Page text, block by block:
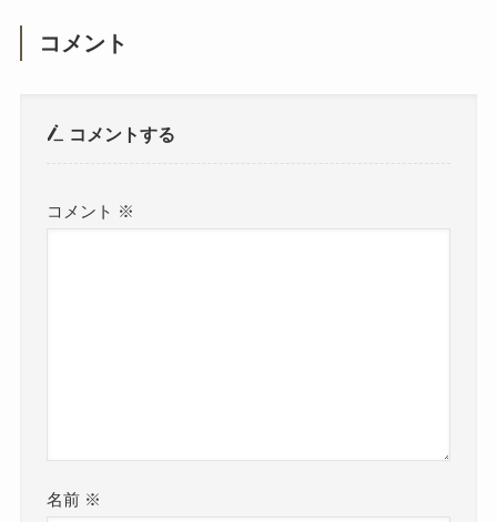
コメント
コメントする
コメント ※
名前 ※